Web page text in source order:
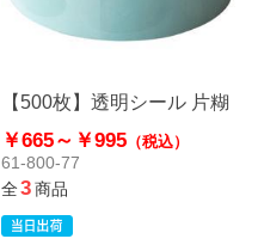
【500枚】透明シール 片糊
￥665～ ￥995 （税込）
61-800-77
全3商品